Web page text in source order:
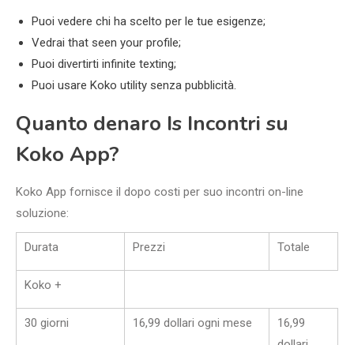
Puoi vedere chi ha scelto per le tue esigenze;
Vedrai that seen your profile;
Puoi divertirti infinite texting;
Puoi usare Koko utility senza pubblicità.
Quanto denaro Is Incontri su
Koko App?
Koko App fornisce il dopo costi per suo incontri on-line
soluzione:
Durata Prezzi Totale
Koko +
30 giorni 16,99 dollari ogni mese
16,99